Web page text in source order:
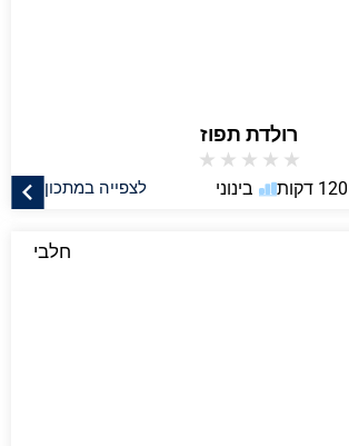
רולדת תפוז
★
★
★
★
★
לצפייה במתכון בינוני
חלבי